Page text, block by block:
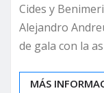
Cides y
Alejandro
de gala con la
MÁS